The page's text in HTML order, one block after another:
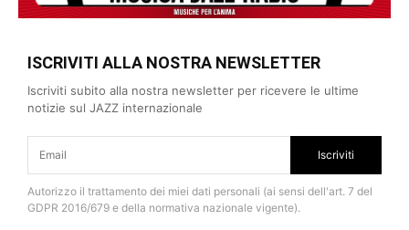
ISCRIVITI ALLA NOSTRA NEWSLETTER
Iscriviti subito alla nostra newsletter per ricevere le ultime
notizie sul JAZZ internazionale
Iscriviti
Autorizzo il trattamento dei miei dati personali (ai sensi dell'art. 7 del
GDPR 2016/679 e della normativa nazionale vigente).